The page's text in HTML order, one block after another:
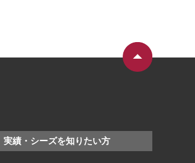
実績・シーズを知りたい方